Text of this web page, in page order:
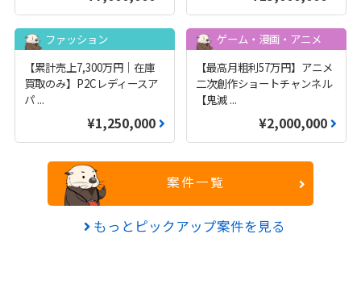
ファッション
【累計売上7,300万円｜在庫
買取のみ】P2Cレディースア
パ ...
¥1,250,000
ゲーム・漫画・アニメ
【最高月粗利57万円】アニメ
二次創作ショートチャンネル
【鬼滅 ...
¥2,000,000
案件一覧
もっとピックアップ案件を見る